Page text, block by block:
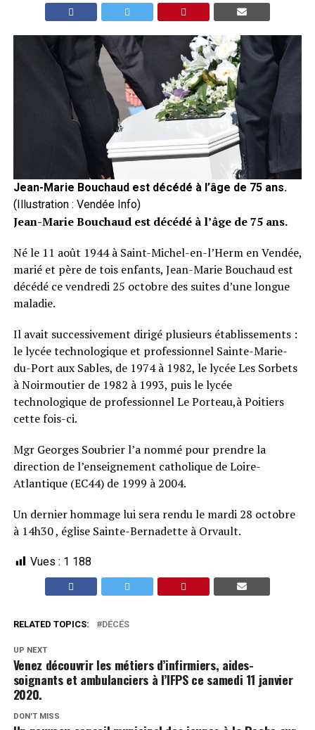
Jean-Marie Bouchaud est décédé à l’âge de 75 ans.
(Illustration : Vendée Info)
Jean-Marie Bouchaud est décédé à l’âge de 75 ans.
Né le 11 août 1944 à Saint-Michel-en-l’Herm en Vendée,
marié et père de tois enfants, Jean-Marie Bouchaud est
décédé ce vendredi 25 octobre des suites d’une longue
maladie.
Il avait successivement dirigé plusieurs établissements :
le lycée technologique et professionnel Sainte-Marie-
du-Port aux Sables, de 1974 à 1982, le lycée Les Sorbets
à Noirmoutier de 1982 à 1993, puis le lycée
technologique de professionnel Le Porteau,à Poitiers
cette fois-ci.
Mgr Georges Soubrier l’a nommé pour prendre la
direction de l’enseignement catholique de Loire-
Atlantique (EC44) de 1999 à 2004.
Un dernier hommage lui sera rendu le mardi 28 octobre
à 14h30 , église Sainte-Bernadette à Orvault.
Vues : 1 188
RELATED TOPICS: DÉCÉS
UP NEXT
Venez découvrir les métiers d’infirmiers, aides-
soignants et ambulanciers à l’IFPS ce samedi 11 janvier
2020.
DON'T MISS